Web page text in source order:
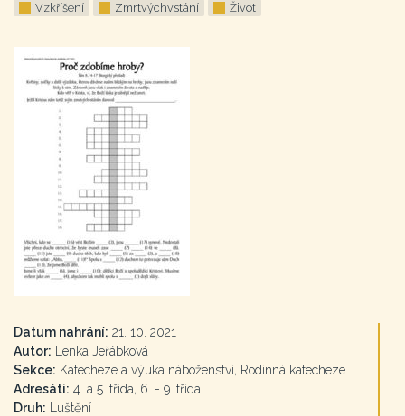
Vzkříšení
Zmrtvýchvstání Život
Datum nahrání: 21. 10. 2021
Autor: Lenka Jeřábková
Sekce: Katecheze a výuka náboženství, Rodinná katecheze
Adresáti: 4. a 5. třída, 6. - 9. třída
Druh: Luštění